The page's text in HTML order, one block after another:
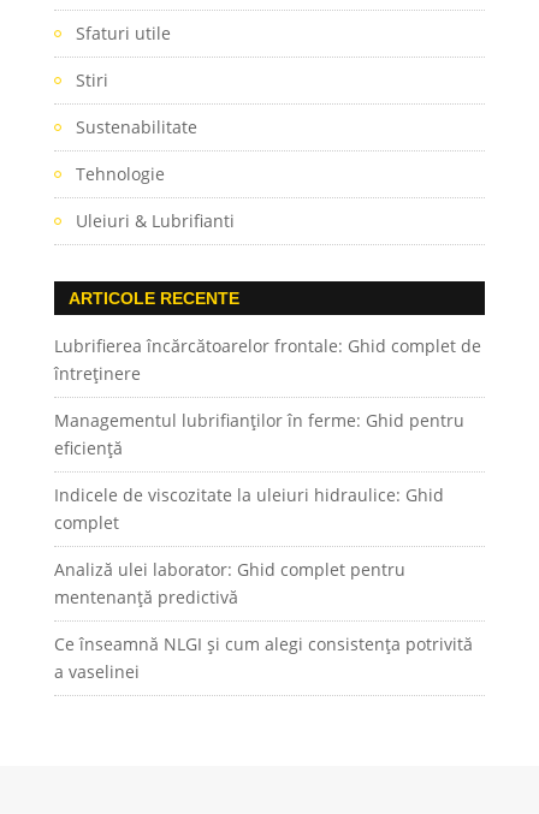
Sfaturi utile
Stiri
Sustenabilitate
Tehnologie
Uleiuri & Lubrifianti
ARTICOLE RECENTE
Lubrifierea încărcătoarelor frontale: Ghid complet de
întreținere
Managementul lubrifianților în ferme: Ghid pentru
eficiență
Indicele de viscozitate la uleiuri hidraulice: Ghid
complet
Analiză ulei laborator: Ghid complet pentru
mentenanță predictivă
Ce înseamnă NLGI și cum alegi consistența potrivită
a vaselinei